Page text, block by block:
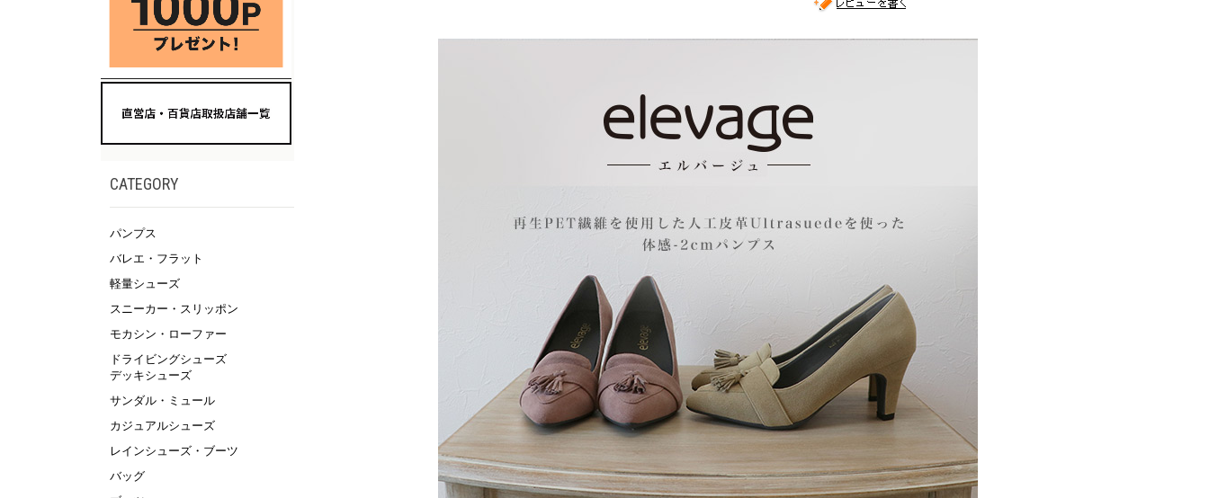
CATEGORY
パンプス
バレエ・フラット
軽量シューズ
スニーカー・スリッポン
モカシン・ローファー
ドライビングシューズ
デッキシューズ
サンダル・ミュール
カジュアルシューズ
レインシューズ・ブーツ
バッグ